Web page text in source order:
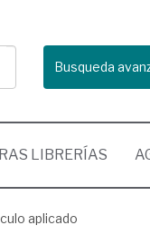
Busqueda
LIBRERÍAS
aplicado